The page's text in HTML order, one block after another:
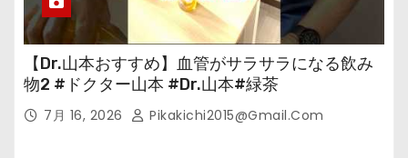
【Dr.山本おすすめ】血管がサラサラになる飲み
物2 #ドクター山本 #Dr.山本#緑茶
7月 16, 2026 Pikakichi2015@gmail.com